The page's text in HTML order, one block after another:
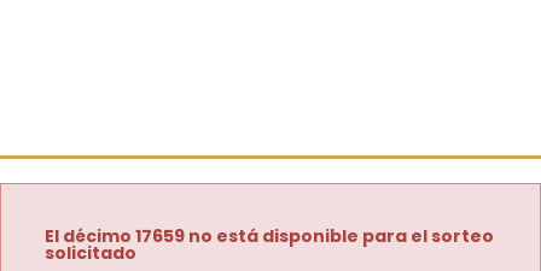
El décimo 17659 no está disponible para el sorteo
solicitado